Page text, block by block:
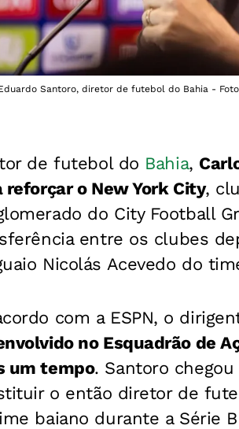
Santoro, diretor de futebol do Bahia -
de futebol do Bahia,
reforçar o New York City,
do City Football
entre os clubes
Nicolás Acevedo do
com a ESPN, o
no Esquadrão de
um tempo. Santoro
o então diretor de
baiano durante a Série